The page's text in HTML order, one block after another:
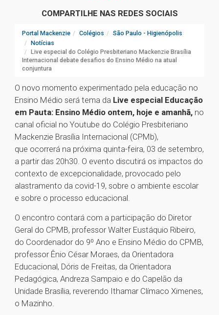
COMPARTILHE NAS REDES SOCIAIS
Portal Mackenzie Colégios
São Paulo - Higienópolis
Notícias
Live especial do Colégio Presbiteriano Mackenzie Brasília
Internacional debate desafios do Ensino Médio na atual
conjuntura
O novo momento experimentado pela educação no
Ensino Médio será tema da Live especial Educação
em Pauta: Ensino Médio ontem, hoje e amanhã, no
canal oficial no Youtube do Colégio Presbiteriano
Mackenzie Brasília Internacional (CPMb),
que ocorrerá na próxima quinta-feira, 03 de setembro,
a partir das 20h30. O evento discutirá os impactos do
contexto de excepcionalidade, provocado pelo
alastramento da covid-19, sobre o ambiente escolar
e sobre o processo educacional.
O encontro contará com a participação do Diretor
Geral do CPMB, professor Walter Eustáquio Ribeiro,
do Coordenador do 9º Ano e Ensino Médio do CPMB,
professor Ênio César Moraes, da Orientadora
Educacional, Dóris de Freitas, da Orientadora
Pedagógica, Andreza Sampaio e do Capelão da
Unidade Brasília, reverendo Ithamar Clímaco Ximenes,
o Mazinho.